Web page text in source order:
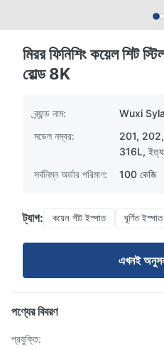
মিরর ফিনিশিং কয়েল শিট
রোল্ড 8K
ব্র্যান্ড নাম:
Wuxi
মডেল নম্বর:
201,
316L,
সর্বনিম্ন অর্ডার পরিমাণ:
100 কেজি
ট্যাগ: কয়েল শীট ইস্পাত ঘূর্ণিত
এখনই
পণ্যের বিবরণ
প্রযুক্তি: